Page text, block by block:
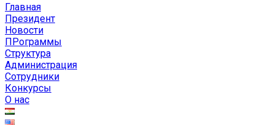
Главная
Президент
Новости
ПРограммы
Структура
Администрация
Сотрудники
Конкурсы
О нас